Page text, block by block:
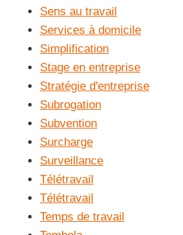
Sens au travail
Services à domicile
Simplification
Stage en entreprise
Stratégie d'entreprise
Subrogation
Subvention
Surcharge
Surveillance
Télétravail
Télétravail
Temps de travail